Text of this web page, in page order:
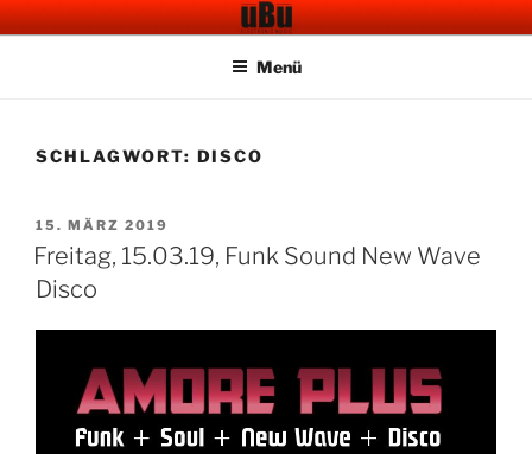
Zum
InhaltUBU CAFE BAR
Menü
SCHLAGWORT: DISCO
VERÖFFENTLICHT
AM
15. MÄRZ 2019
Freitag, 15.03.19, Funk Sound New Wave
Disco